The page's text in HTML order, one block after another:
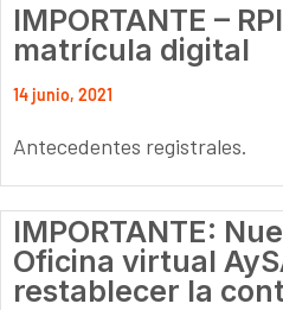
IMPORTANTE –
matrícula digital
14 junio, 2021
Antecedentes registrales.
IMPORTANTE:
Oficina virtual
restablecer la